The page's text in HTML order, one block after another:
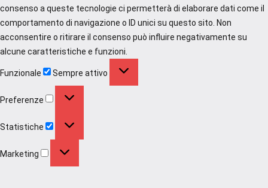
consenso a queste tecnologie ci permetterà di elaborare dati come il
comportamento di navigazione o ID unici su questo sito. Non
acconsentire o ritirare il consenso può influire negativamente su
alcune caratteristiche e funzioni.
Funzionale Sempre attivo
Preferenze
Statistiche
Marketing